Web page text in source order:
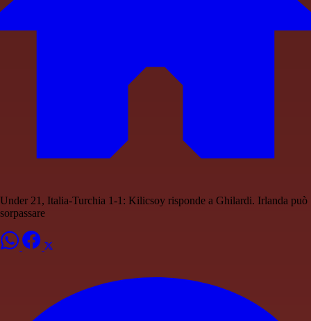
Under 21, Italia-Turchia 1-1: Kilicsoy risponde a Ghilardi. Irlanda può
sorpassare